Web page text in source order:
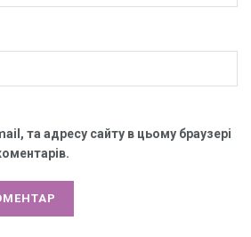
та адресу сайту в цьому браузері